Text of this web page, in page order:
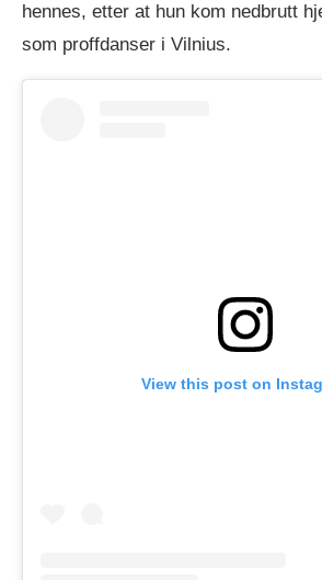
hennes, etter at hun kom nedbrutt
som proffdanser i Vilnius.
View this post on